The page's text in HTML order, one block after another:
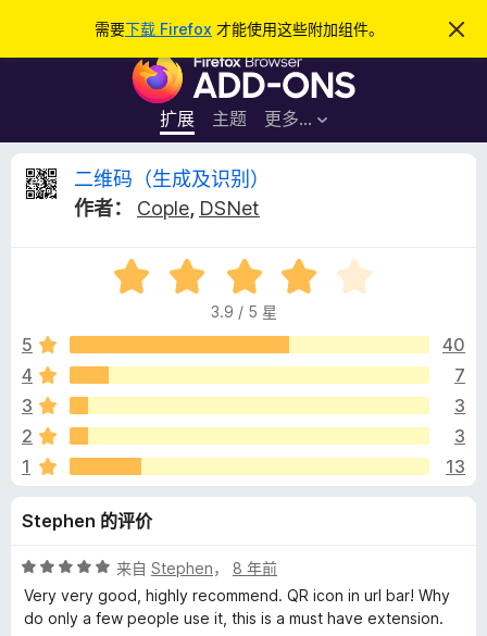
需要下载 Firefox 才能使用这些附加组件。
忽
此
F
r
e
f
o
x
览
器
附
加
件
扩展 主题 更多…
登录
二
码
（
生
成
及
识
别
二维码（生成及识别）
作者：
Cople, DSNet
评
分
.
/
3.9 / 5 星
5
40
4
7
3
3
2
3
1
13
Stephen 的评价
评
分
5
来自 Stephen， 8 年前
Very very good, highly recommend. QR icon in url bar! Why
do only a few people use it, this is a must have extension.